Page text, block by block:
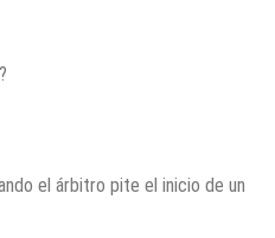
el árbitro pite el inicio de un